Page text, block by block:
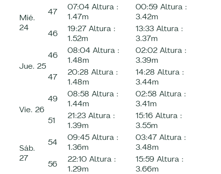
Mié.
24
47 07:04 Altura :
1.47m
00:59 Altura :
3.42m
46
19:27 Altura :
1.52m
13:33 Altura :
3.37m
Jue. 25
46 08:04 Altura :
1.48m
02:02 Altura :
3.39m
47
20:28 Altura :
1.48m
14:28 Altura :
3.44m
Vie. 26
49 08:58 Altura :
1.44m
02:58 Altura :
3.41m
51
21:23 Altura :
1.39m
15:16 Altura :
3.55m
Sáb.
27
54 09:45 Altura :
1.36m
03:47 Altura :
3.48m
56
22:10 Altura :
1.29m
15:59 Altura :
3.66m